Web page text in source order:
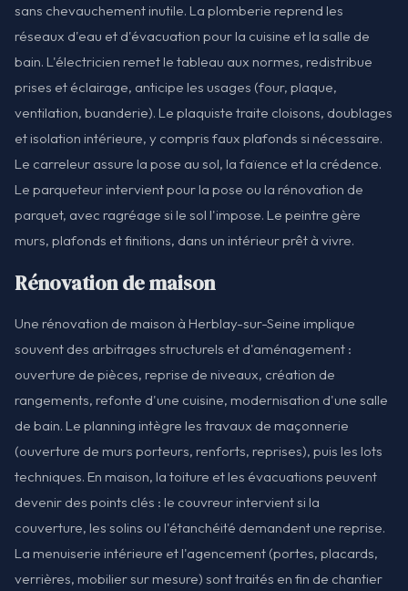
sans chevauchement inutile. La plomberie reprend les
réseaux d'eau et d'évacuation pour la cuisine et la salle de
bain. L'électricien remet le tableau aux normes, redistribue
prises et éclairage, anticipe les usages (four, plaque,
ventilation, buanderie). Le plaquiste traite cloisons, doublages
et isolation intérieure, y compris faux plafonds si nécessaire.
Le carreleur assure la pose au sol, la faïence et la crédence.
Le parqueteur intervient pour la pose ou la rénovation de
parquet, avec ragréage si le sol l'impose. Le peintre gère
murs, plafonds et finitions, dans un intérieur prêt à vivre.
Rénovation de maison
Une rénovation de maison à Herblay-sur-Seine implique
souvent des arbitrages structurels et d'aménagement :
ouverture de pièces, reprise de niveaux, création de
rangements, refonte d'une cuisine, modernisation d'une salle
de bain. Le planning intègre les travaux de maçonnerie
(ouverture de murs porteurs, renforts, reprises), puis les lots
techniques. En maison, la toiture et les évacuations peuvent
devenir des points clés : le couvreur intervient si la
couverture, les solins ou l'étanchéité demandent une reprise.
La menuiserie intérieure et l'agencement (portes, placards,
verrières, mobilier sur mesure) sont traités en fin de chantier